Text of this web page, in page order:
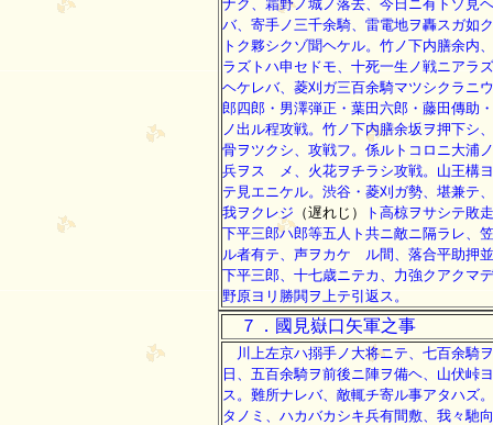
ナク、霜野ノ城ノ落去、今日ニ有トゾ見
バ、寄手ノ三千余騎、雷電地ヲ轟スガ如
トク夥シクゾ聞ヘケル。竹ノ下内膳余内
ラズトハ申セドモ、十死一生ノ戦ニアラ
ヘケレバ、菱刈ガ三百余騎マツシクラニ
郎四郎・男澤弾正・葉田六郎・藤田傳助
ノ出ル程攻戦。竹ノ下内膳余坂ヲ押下シ
骨ヲツクシ、攻戦フ。係ルトコロニ大浦
兵ヲスゝメ、火花ヲチラシ攻戦。山王構
テ見エニケル。渋谷・菱刈ガ勢、堪兼テ
我ヲクレジ （遅れじ）
ト高椋ヲサシテ敗
下平三郎ハ郎等五人ト共ニ敵ニ隔ラレ、
ル者有テ、声ヲカケゝル間、落合平助押
下平三郎、十七歳ニテカ、力強クアクマ
野原ヨリ勝閧ヲ上テ引返ス。
７．國見嶽口矢軍之事
川上左京ハ搦手ノ大将ニテ、七百余騎
日、五百余騎ヲ前後ニ陣ヲ備ヘ、山伏峠
ス。難所ナレバ、敵輒チ寄ル事アタハズ
タノミ、ハカバカシキ兵有間敷、我々馳